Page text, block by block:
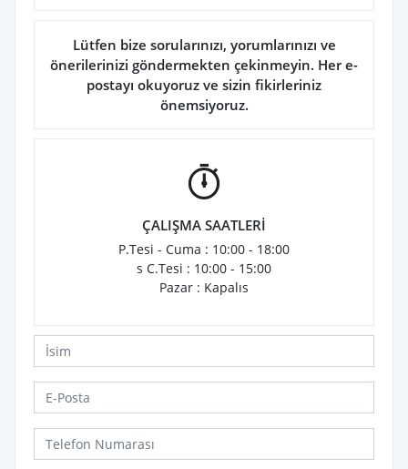
Lütfen bize sorularınızı, yorumlarınızı ve
önerilerinizi göndermekten çekinmeyin. Her e-
postayı okuyoruz ve sizin fikirleriniz
önemsiyoruz.
ÇALIŞMA SAATLERİ
P.Tesi - Cuma : 10:00 - 18:00
s C.Tesi : 10:00 - 15:00
Pazar : Kapalıs